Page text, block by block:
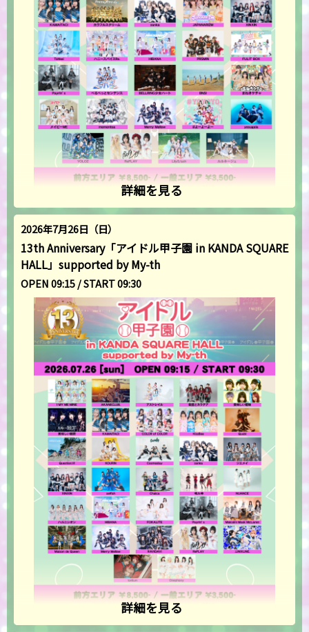
詳細を見る
2026年7月26日（日）
13th Anniversary「アイドル甲子園 in KANDA SQUARE
HALL」supported by My-th
OPEN 09:15 / START 09:30
詳細を見る